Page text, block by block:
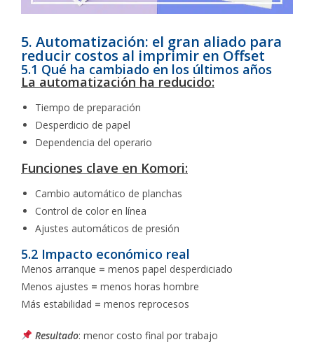
5. Automatización: el gran aliado para
reducir costos al imprimir en Offset
5.1 Qué ha cambiado en los últimos años
La automatización ha reducido:
Tiempo de preparación
Desperdicio de papel
Dependencia del operario
Funciones clave en Komori:
Cambio automático de planchas
Control de color en línea
Ajustes automáticos de presión
5.2 Impacto económico real
Menos arranque = menos papel desperdiciado
Menos ajustes = menos horas hombre
Más estabilidad = menos reprocesos
Resultado: menor costo final por trabajo